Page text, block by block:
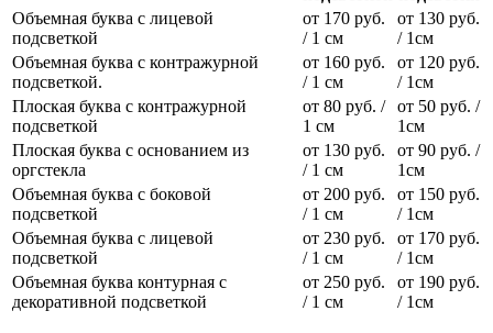
Объемная буква с лицевой
подсветкой
от 170 руб.
/ 1 см
от 130 руб.
/ 1см
Объемная буква с контражурной
подсветкой.
от 160 руб.
/ 1 см
от 120 руб.
/ 1см
Плоская буква с контражурной
подсветкой
от 80 руб. /
1 см
от 50 руб. /
1см
Плоская буква с основанием из
оргстекла
от 130 руб.
/ 1 см
от 90 руб. /
1см
Объемная буква с боковой
подсветкой
от 200 руб.
/ 1 см
от 150 руб.
/ 1см
Объемная буква с лицевой
подсветкой
от 230 руб.
/ 1 см
от 170 руб.
/ 1см
Объемная буква контурная с
декоративной подсветкой
от 250 руб.
/ 1 см
от 190 руб.
/ 1см